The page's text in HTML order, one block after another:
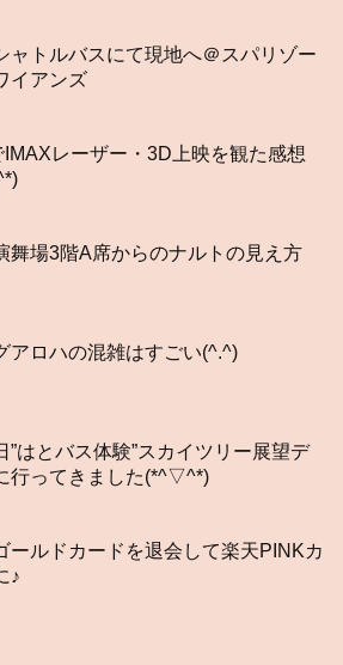
ャトルバスにて現地へ＠スパリゾー
イアンズ
IMAXレーザー・3D上映を観た感想
舞場3階A席からのナルトの見え方
アロハの混雑はすごい(^.^)
”はとバス体験”スカイツリー展望デ
行ってきました(*^▽^*)
ールドカードを退会して楽天PINKカ
♪